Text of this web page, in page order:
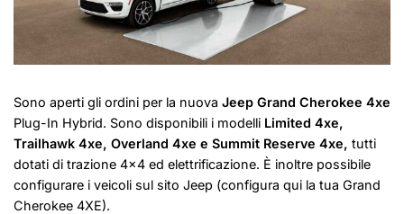
Sono aperti gli ordini per la nuova Jeep Grand Cherokee 4xe
Plug-In Hybrid. Sono disponibili i modelli Limited 4xe,
Trailhawk 4xe, Overland 4xe e Summit Reserve 4xe, tutti
dotati di trazione 4×4 ed elettrificazione. È inoltre possibile
configurare i veicoli sul sito Jeep (configura qui la tua Grand
Cherokee 4XE).